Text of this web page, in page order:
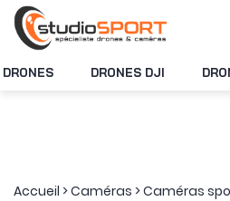
DRONES DRONES DJI
Accueil >Caméras >Caméras